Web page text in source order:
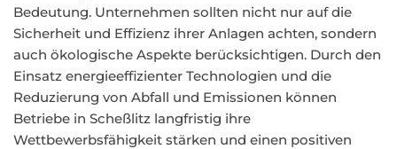
Bedeutung. Unternehmen sollten nicht nur auf die
Sicherheit und Effizienz ihrer Anlagen achten, sondern
auch ökologische Aspekte berücksichtigen. Durch den
Einsatz energieeffizienter Technologien und die
Reduzierung von Abfall und Emissionen können
Betriebe in Scheßlitz langfristig ihre
Wettbewerbsfähigkeit stärken und einen positiven